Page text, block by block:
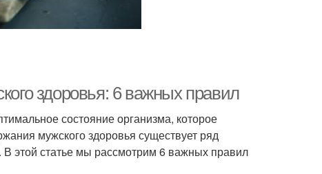
здоровья: 6 важных правил
состояние организма, которое
мужского здоровья существует ряд
этой статье мы рассмотрим 6 важных правил